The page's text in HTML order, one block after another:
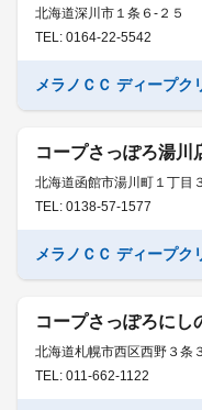
北海道深川市１条６-２５
TEL: 0164-22-5542
メラノＣＣ ディープク
コープさっぽろ湯川
北海道函館市湯川町１丁目
TEL: 0138-57-1577
メラノＣＣ ディープク
コープさっぽろにし
北海道札幌市西区西野３条
TEL: 011-662-1122